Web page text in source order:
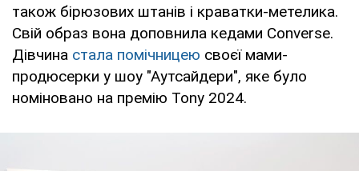
також бірюзових штанів і краватки-метелика.
Свій образ вона доповнила кедами Converse.
Дівчина стала помічницею своєї мами-
продюсерки у шоу "Аутсайдери", яке було
номіновано на премію Tony 2024.